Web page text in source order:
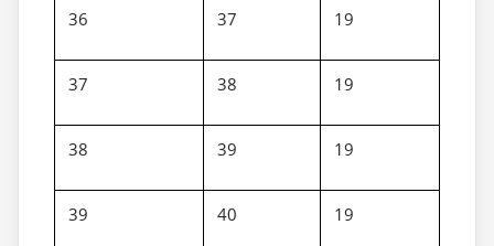
36 37 19
37 38 19
38 39 19
39 40 19